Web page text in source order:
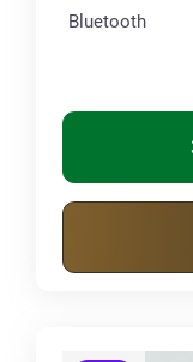
Bluetooth